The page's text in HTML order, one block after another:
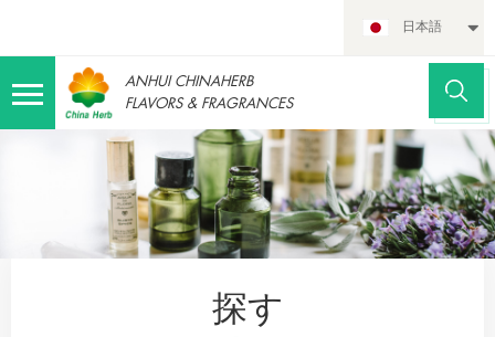
日本語
ANHUI CHINAHERB
FLAVORS & FRAGRANCES
探す